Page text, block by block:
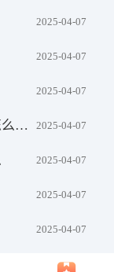
2025-04-07
2025-04-07
2025-04-07
向僵尸开炮百关后百分比伤害宝石怎么选择 2025-04-07
2025-04-07
2025-04-07
2025-04-07